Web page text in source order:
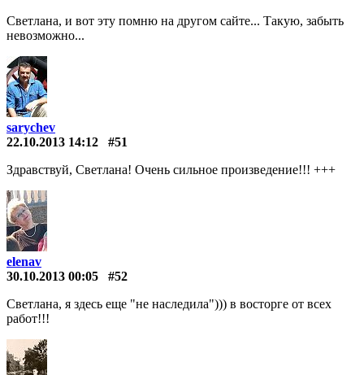
Светлана, и вот эту помню на другом сайте... Такую, забыть
невозможно...
sarychev
22.10.2013 14:12
#51
Здравствуй, Светлана! Очень сильное произведение!!! +++
elenav
30.10.2013 00:05
#52
Светлана, я здесь еще "не наследила"))) в восторге от всех
работ!!!